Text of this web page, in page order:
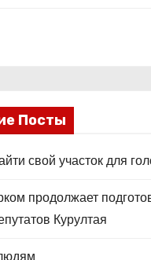
Посты
свой участок для
продолжает
Курултая